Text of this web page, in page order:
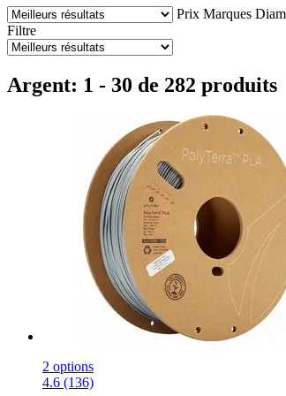
Prix Marques
Filtre
Argent: 1 - 30 de 282 produits
2 options
4.6 (136)